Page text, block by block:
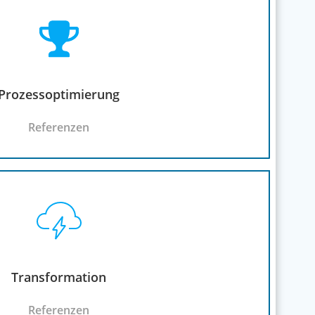
Referenzen
Transformation
Referenzen